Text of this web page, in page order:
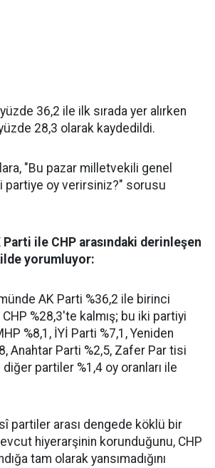
36,2 ile ilk sırada yer alırken
28,3 olarak kaydedildi.
"Bu pazar milletvekili genel
partiye oy verirsiniz?" sorusu
Parti ile CHP arasındaki derinleşen
yorumluyor:
AK Parti %36,2 ile birinci
CHP %28,3'te kalmış; bu iki partiyi
%8,1, İYİ Parti %7,1, Yeniden
Anahtar Parti %2,5, Zafer Par tisi
diğer partiler %1,4 oy oranları ile
partiler arası dengede köklü bir
hiyerarşinin korunduğunu, CHP
tam olarak yansımadığını